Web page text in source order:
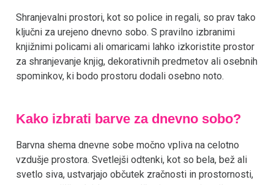
Shranjevalni prostori, kot so police in regali, so prav tako
ključni za urejeno dnevno sobo. S pravilno izbranimi
knjižnimi policami ali omaricami lahko izkoristite prostor
za shranjevanje knjig, dekorativnih predmetov ali osebnih
spominkov, ki bodo prostoru dodali osebno noto.
Kako izbrati barve za dnevno sobo?
Barvna shema dnevne sobe močno vpliva na celotno
vzdušje prostora. Svetlejši odtenki, kot so bela, bež ali
svetlo siva, ustvarjajo občutek zračnosti in prostornosti,